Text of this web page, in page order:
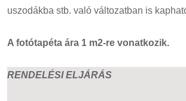
uszodákba stb. való változatban is
A fotótapéta ára 1 m2-re vonatkozik.
RENDELÉSI ELJÁRÁS